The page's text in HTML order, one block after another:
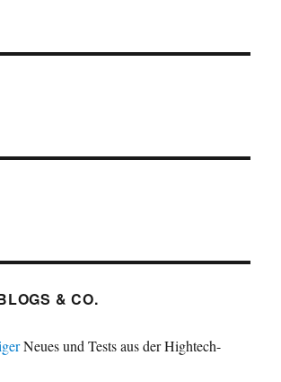
& CO.
Neues und Tests aus der Hightech-